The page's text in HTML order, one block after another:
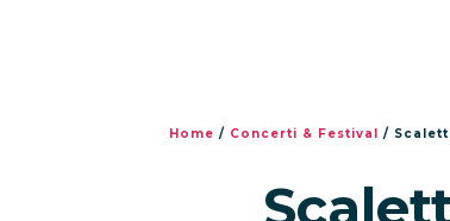
Home / Concerti & Festival /